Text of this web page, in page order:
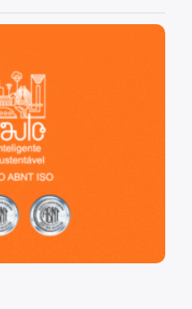
resiliente e sustentável